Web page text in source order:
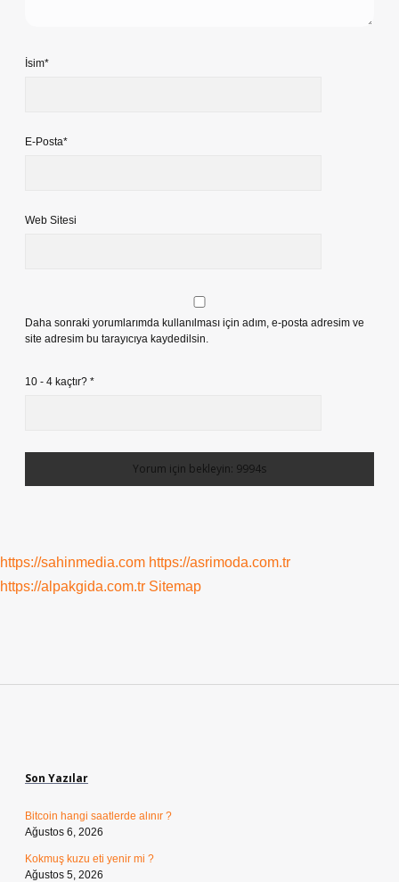
İsim*
E-Posta*
Web Sitesi
Daha sonraki yorumlarımda kullanılması için adım, e-posta adresim ve
site adresim bu tarayıcıya kaydedilsin.
10 - 4 kaçtır? *
https://sahinmedia.com https://asrimoda.com.tr
https://alpakgida.com.tr Sitemap
Son Yazılar
Bitcoin hangi saatlerde alınır ?
Ağustos 6, 2026
Kokmuş kuzu eti yenir mi ?
Ağustos 5, 2026